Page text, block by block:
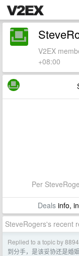
V2EX
+08:00
Per
Dealsinfo,
SteveRogers's recent
Replied to a topic by
到分手，是该妥协还是婚